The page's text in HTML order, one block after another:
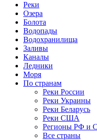
Реки
Озера
Болота
Водопады
Водохранилища
Заливы
Каналы
Ледники
Моря
По странам
Реки России
Реки Украины
Реки Беларусь
Реки США
Регионы РФ и
Все страны